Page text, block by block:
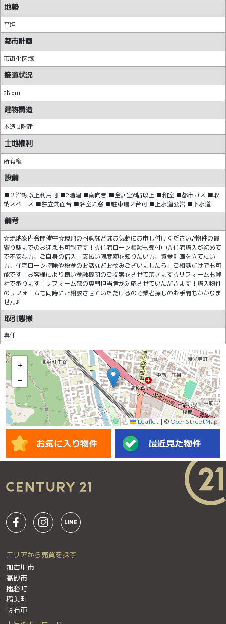
地勢
平坦
都市計画
市街化区域
接道状況
北 5m
建物構造
木造 2階建
土地権利
所有権
設備
■２沿線以上利用可 ■2階建 ■南向き ■全居室6帖以上 ■和室 ■都市ガス ■収
納スペース ■独立洗面台 ■浴室に窓 ■駐車場２台可 ■上水道公営 ■下水道
備考
☆現地案内会開催中☆現地の内覧などはお気軽にお申し付けください♪物件の最
寄り駅までのお迎えも可能です！☆住宅ローン相談も受付中☆住宅購入が初めて
で不安な方、ご自身の借入・支払い限度額を知りたい方、資金計画を立てたい
方、住宅ローン控除や税金のお話などお悩みございましたら、ご相談だけでも可
能です！お客様により良い金融機関のご提案をさせて頂きます☆リフォームも弊
社で承ります！リフォーム部の専門担当者が対応させていただきます！購入物件
のリフォームも同時にご相談させていただけるので業者探しのお手間もかかりま
せん♪
取引態様
専任
+
−
Leaflet | ©OpenStreetMap
エリアから売買を探す
加古川市
高砂市
播磨町
稲美町
明石市